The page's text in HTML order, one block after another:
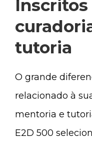
tutoria
O grande
relacionado à
mentoria e
E2D 500